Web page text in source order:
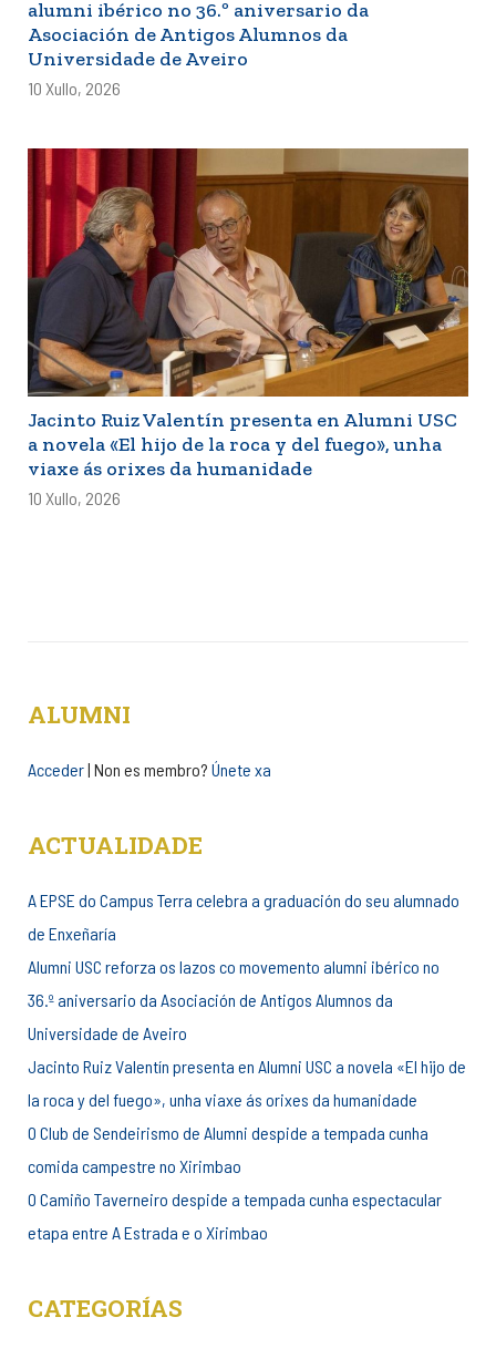
alumni ibérico no 36.º aniversario da
Asociación de Antigos Alumnos da
Universidade de Aveiro
10 Xullo, 2026
Jacinto Ruiz Valentín presenta en Alumni USC
a novela «El hijo de la roca y del fuego», unha
viaxe ás orixes da humanidade
10 Xullo, 2026
ALUMNI
Acceder| Non es membro? Únete xa
ACTUALIDADE
A EPSE do Campus Terra celebra a graduación do seu alumnado
de Enxeñaría
Alumni USC reforza os lazos co movemento alumni ibérico no
36.º aniversario da Asociación de Antigos Alumnos da
Universidade de Aveiro
Jacinto Ruiz Valentín presenta en Alumni USC a novela «El hijo de
la roca y del fuego», unha viaxe ás orixes da humanidade
O Club de Sendeirismo de Alumni despide a tempada cunha
comida campestre no Xirimbao
O Camiño Taverneiro despide a tempada cunha espectacular
etapa entre A Estrada e o Xirimbao
CATEGORÍAS